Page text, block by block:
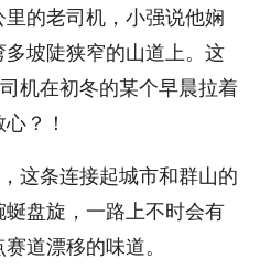
的老司机，小强说他娴
坡陡狭窄的山道上。这
机在初冬的某个早晨拉着
？！
这条连接起城市和群山的
盘旋，一路上不时会有
道漂移的味道。